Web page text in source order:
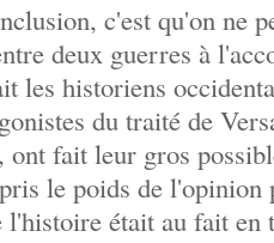
c'est qu'on ne
deux guerres à
les historiens
du traité de
ont fait leur gros
le poids de l'opinion
était au fait en